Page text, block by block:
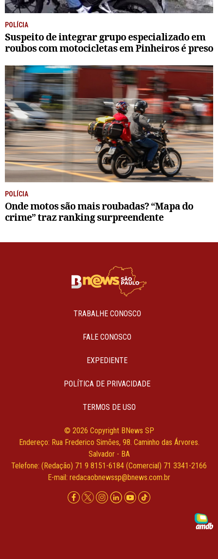
POLÍCIA
Suspeito de integrar grupo especializado em
roubos com motocicletas em Pinheiros é preso
POLÍCIA
Onde motos são mais roubadas? “Mapa do
crime” traz ranking surpreendente
TRABALHE CONOSCO
FALE CONOSCO
EXPEDIENTE
POLÍTICA DE PRIVACIDADE
TERMOS DE USO
© 2026 Copyright BNews SP
Endereço: Rua Frederico Simões, 98. Caminho das Árvores.
Salvador - BA
Telefone: (Redação) 71 9 8151-6184 (Comercial) 71 3341-2166
E-mail: redacaobnewssp@bnews.com.br